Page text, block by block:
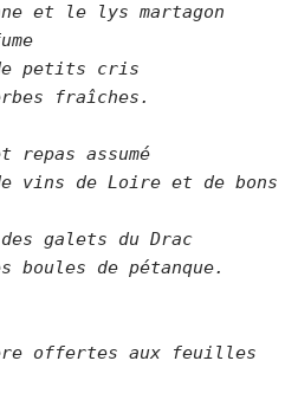
et le lys martagon
de petits cris
fraîches.
repas assumé
vins de Loire et de bons
galets du Drac
boules de
offertes aux feuilles